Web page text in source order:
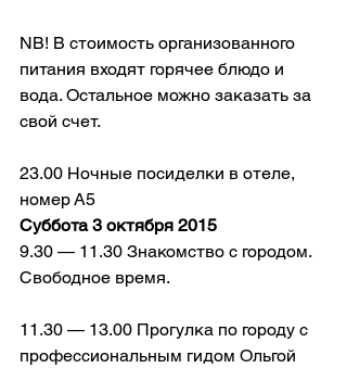
NB! В стоимость организованного
питания входят горячее блюдо и
вода. Остальное можно заказать за
свой счет.
23.00 Ночные посиделки в отеле,
номер А5
Суббота 3 октября 2015
9.30 — 11.30 Знакомство с городом.
Свободное время.
11.30 — 13.00 Прогулка по городу с
профессиональным гидом Ольгой